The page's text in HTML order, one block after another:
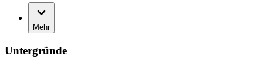
Mehr
Untergründe